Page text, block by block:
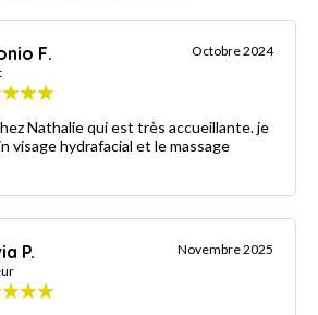
F. Octobre 2024
Nathalie qui est très accueillante. je
P. Novembre 2025